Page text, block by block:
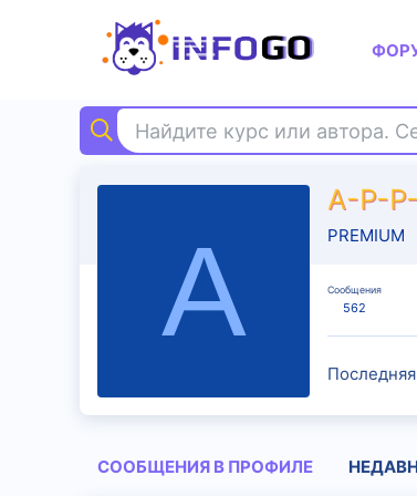
Найдите курс или автора.
A
A-P-
PREMIUM
Сообщения
562
СООБЩЕНИЯ В ПРОФИЛЕ